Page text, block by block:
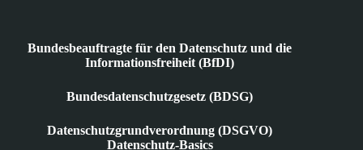
Bundesbeauftragte für den Datenschutz und die
Informationsfreiheit (BfDI)
Bundesdatenschutzgesetz (BDSG)
Datenschutzgrundverordnung (DSGVO)
Datenschutz-Basics